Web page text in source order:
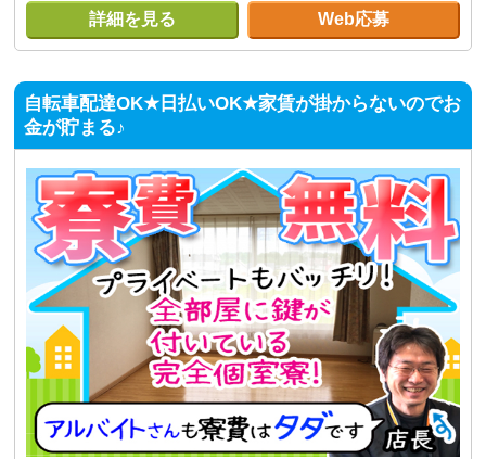
詳細を見る Web応募
自転車配達OK★日払いOK★家賃が掛からないのでお
金が貯まる♪